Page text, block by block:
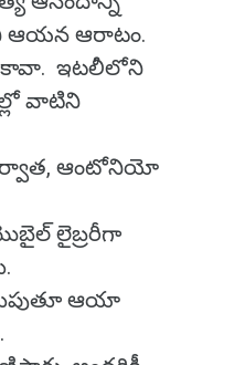
ఆయన ఆరాటం.
కావా. ఇటలీలోని
వాటిని
ఆంటోనియో
లైబ్రరీగా
ఆయా